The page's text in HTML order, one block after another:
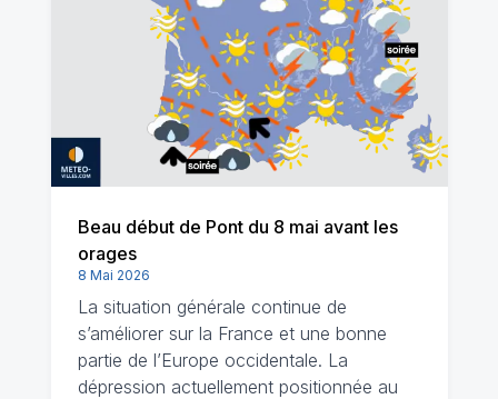
Beau début de Pont du 8 mai avant les
orages
8 Mai 2026
La situation générale continue de
s’améliorer sur la France et une bonne
partie de l’Europe occidentale. La
dépression actuellement positionnée au